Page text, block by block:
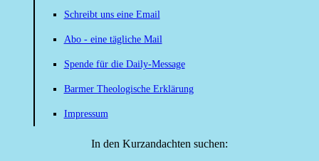
Schreibt uns eine Email
Abo - eine tägliche Mail
Spende für die Daily-Message
Barmer Theologische Erklärung
Impressum
In den Kurzandachten suchen: